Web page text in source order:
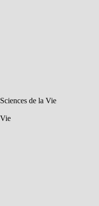
de la Vie